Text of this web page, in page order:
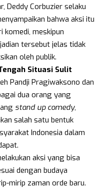
Deddy Corbuzier selaku
bahwa aksi itu
komedi, meskipun
tersebut jelas tidak
oleh publik.
Situasi Sulit
Pandji Pragiwaksono dan
dua orang yang
stand up comedy,
salah satu bentuk
Indonesia dalam
aksi yang bisa
dengan budaya
mirip zaman orde baru.